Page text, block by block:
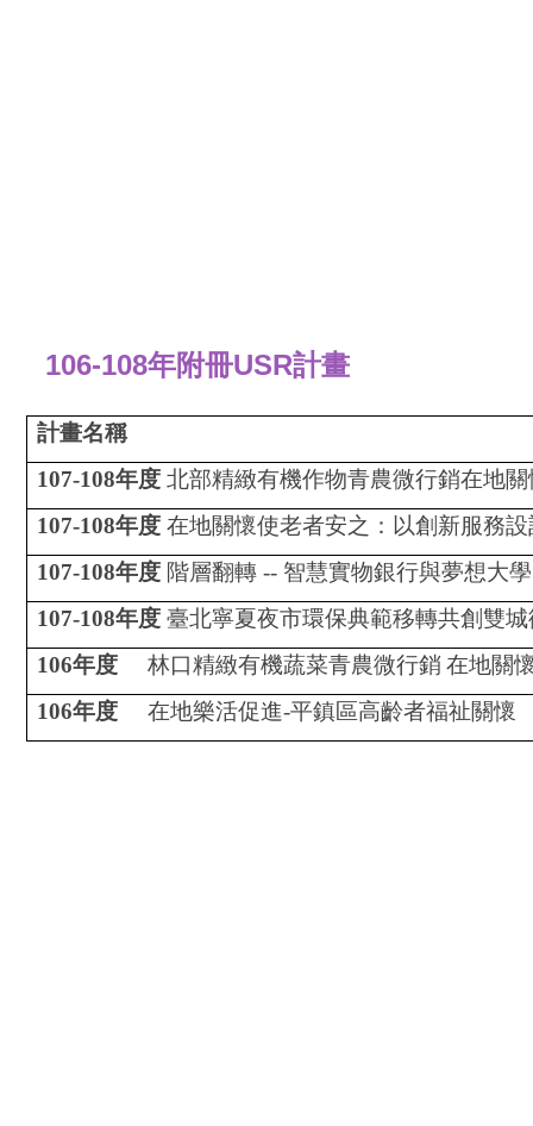
106-108年附冊USR計畫
計畫名稱
107-108年度 北部精緻有機作物青農微行銷在地關
107-108年度 在地關懷使老者安之：以創新服務
107-108年度 階層翻轉-- 智慧實物銀行與夢想大學
107-108年度 臺北寧夏夜市環保典範移轉共創雙
106年度 林口精緻有機蔬菜青農微行銷 在地關
106年度 在地樂活促進-平鎮區高齡者福祉關懷